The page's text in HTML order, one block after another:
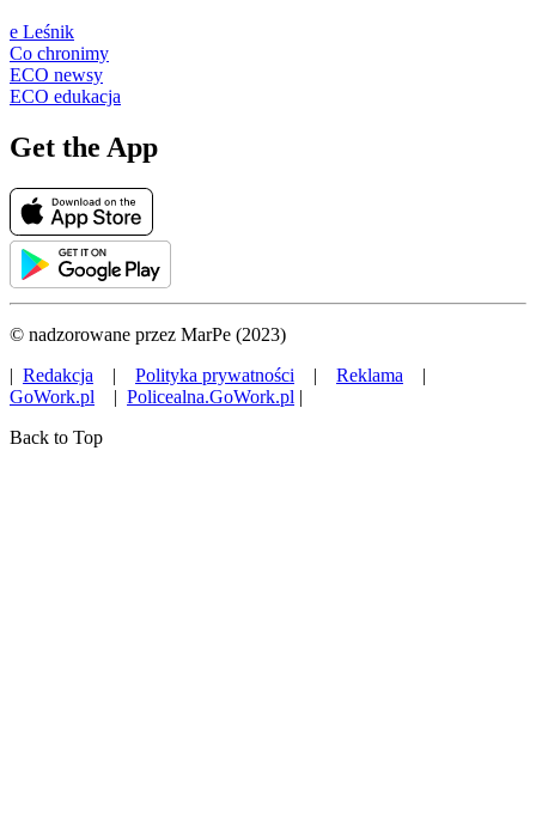
e Leśnik
Co chronimy
ECO newsy
ECO edukacja
Get the App
© nadzorowane przez MarPe (2023)
| Redakcja | Polityka prywatności | Reklama |
GoWork.pl | Policealna.GoWork.pl |
Back to Top